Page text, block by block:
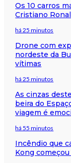
Os 10 carros
Cristiano
há 25 minutos
Drone com
nordeste da
vítimas
há 25 minutos
As cinzas
beira do
viagem é
há 55 minutos
Incêndio que
Kong